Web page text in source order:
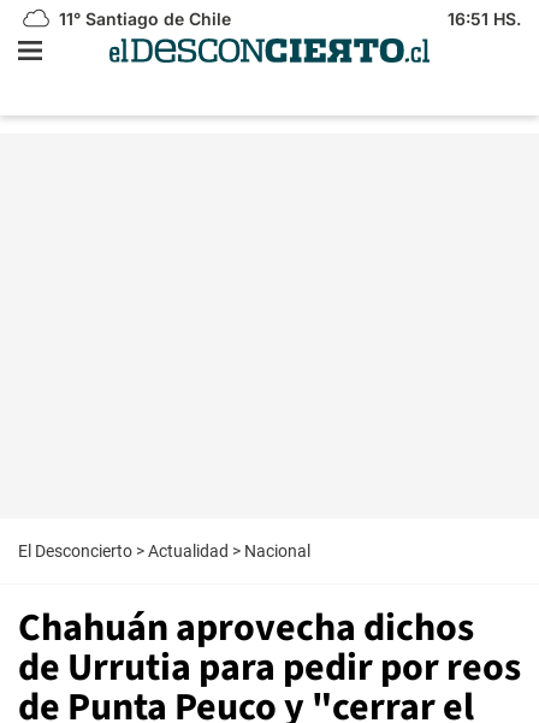
11° Santiago de Chile 16:51 HS.
El Desconcierto >Actualidad > Nacional
Chahuán aprovecha dichos
de Urrutia para pedir por reos
de Punta Peuco y "cerrar el